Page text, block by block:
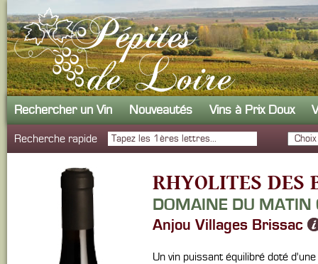
Rechercher un Vin Nouveautés Vins à Prix Doux
Recherche rapide
RHYOLITES DES
DOMAINE DU
Anjou Villages Brissac
Un vin puissant équilibré doté